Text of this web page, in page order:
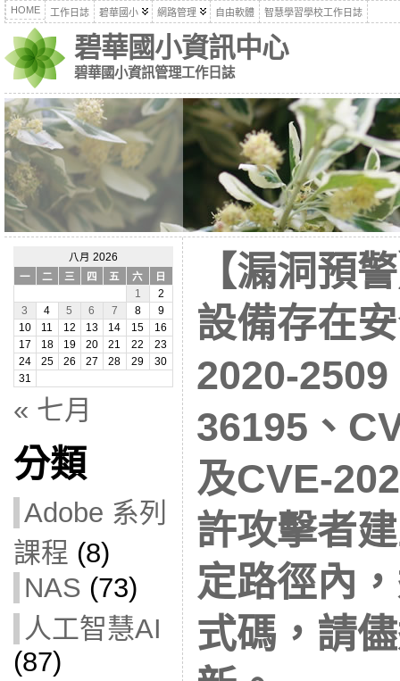
HOME 工作日誌 碧華國小 網路管理 自由軟體 智慧學習學校工作日誌
碧華國小資訊中心
碧華國小資訊管理工作日誌
八月 2026
一
二 三 四 五 六
日
1
2
3
4 5 6 7 8
9
10
11 12 13 14 15
16
17
18 19 20 21 22
23
24
25 26 27 28 29
30
31
« 七月
分類
Adobe 系列
課程 (8)
NAS (73)
人工智慧AI
(87)
【漏洞預
設備存在
2020-
36195、
及CVE-
許攻擊者
定路徑內
式碼，請